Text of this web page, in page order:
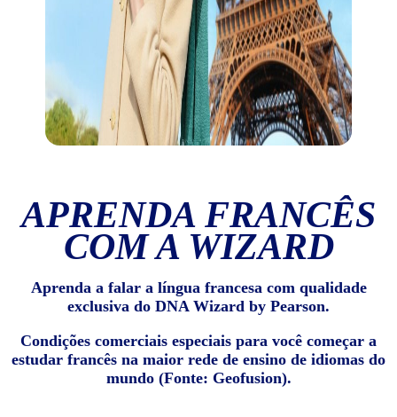
APRENDA FRANCÊS
COM A WIZARD
Aprenda a falar a língua francesa com qualidade
exclusiva do DNA Wizard by Pearson.
Condições comerciais especiais para você começar a
estudar francês na maior rede de ensino de idiomas do
mundo (Fonte: Geofusion).